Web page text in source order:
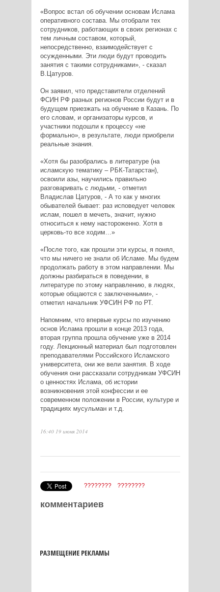
«Вопрос встал об обучении основам Ислама
оперативного состава. Мы отобрали тех
сотрудников, работающих в своих регионах с
тем личным составом, который,
непосредственно, взаимодействует с
осужденными. Эти люди будут проводить
занятия с такими сотрудниками», - сказал
В.Цатуров.
Он заявил, что представители отделений
ФСИН РФ разных регионов России будут и в
будущем приезжать на обучение в Казань. По
его словам, и организаторы курсов, и
участники подошли к процессу «не
формально», в результате, люди приобрели
реальные знания.
«Хотя бы разобрались в литературе (на
исламскую тематику – РБК-Татарстан),
освоили азы, научились правильно
разговаривать с людьми, - отметил
Владислав Цатуров, - А то как у многих
обывателей бывает: раз исповедует человек
ислам, пошел в мечеть, значит, нужно
относиться к нему настороженно. Хотя в
церковь-то все ходим…»
«После того, как прошли эти курсы, я понял,
что мы ничего не знали об Исламе. Мы будем
продолжать работу в этом направлении. Мы
должны разбираться в поведении, в
литературе по этому направлению, в людях,
которые общаются с заключенными», -
отметил начальник УФСИН РФ по РТ.
Напомним, что впервые курсы по изучению
основ Ислама прошли в конце 2013 года,
вторая группа прошла обучение уже в 2014
году. Лекционный материал был подготовлен
преподавателями Российского Исламского
университета, они же вели занятия. В ходе
обучения они рассказали сотрудникам УФСИН
о ценностях Ислама, об истории
возникновения этой конфессии и ее
современном положении в России, культуре и
традициях мусульман и т.д.
16:40 19 июня 2014
???????? ????????
комментариев
РАЗМЕЩЕНИЕ РЕКЛАМЫ